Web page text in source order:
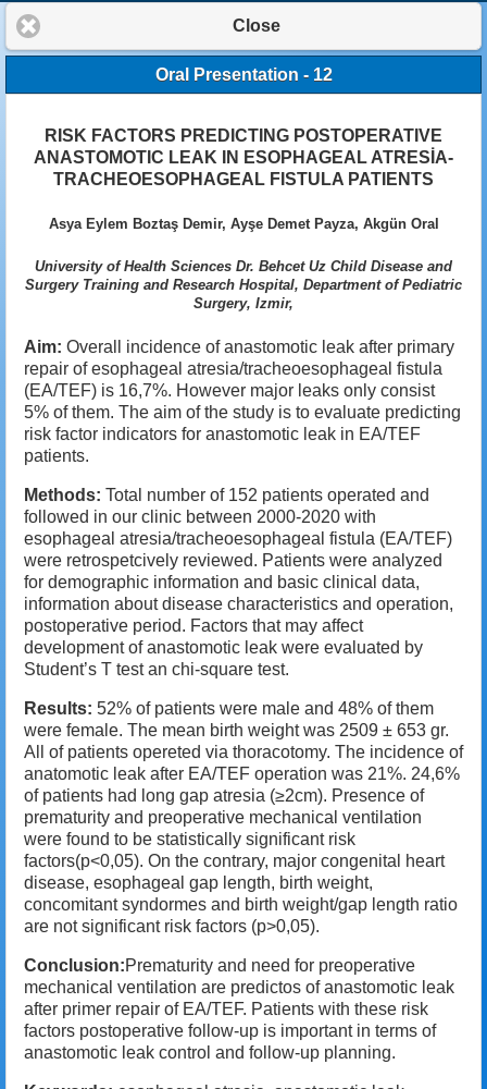
Close
Oral Presentation - 12
RISK FACTORS PREDICTING POSTOPERATIVE
ANASTOMOTIC LEAK IN ESOPHAGEAL ATRESİA-
TRACHEOESOPHAGEAL FISTULA PATIENTS
Asya Eylem Boztaş Demir, Ayşe Demet Payza, Akgün Oral
University of Health Sciences Dr. Behcet Uz Child Disease and
Surgery Training and Research Hospital, Department of Pediatric
Surgery, Izmir,
Aim: Overall incidence of anastomotic leak after primary
repair of esophageal atresia/tracheoesophageal fistula
(EA/TEF) is 16,7%. However major leaks only consist
5% of them. The aim of the study is to evaluate predicting
risk factor indicators for anastomotic leak in EA/TEF
patients.
Methods: Total number of 152 patients operated and
followed in our clinic between 2000-2020 with
esophageal atresia/tracheoesophageal fistula (EA/TEF)
were retrospetcively reviewed. Patients were analyzed
for demographic information and basic clinical data,
information about disease characteristics and operation,
postoperative period. Factors that may affect
development of anastomotic leak were evaluated by
Student’s T test an chi-square test.
Results: 52% of patients were male and 48% of them
were female. The mean birth weight was 2509 ± 653 gr.
All of patients opereted via thoracotomy. The incidence of
anatomotic leak after EA/TEF operation was 21%. 24,6%
of patients had long gap atresia (≥2cm). Presence of
prematurity and preoperative mechanical ventilation
were found to be statistically significant risk
factors(p<0,05). On the contrary, major congenital heart
disease, esophageal gap length, birth weight,
concomitant syndormes and birth weight/gap length ratio
are not significant risk factors (p>0,05).
Conclusion:Prematurity and need for preoperative
mechanical ventilation are predictos of anastomotic leak
after primer repair of EA/TEF. Patients with these risk
factors postoperative follow-up is important in terms of
anastomotic leak control and follow-up planning.